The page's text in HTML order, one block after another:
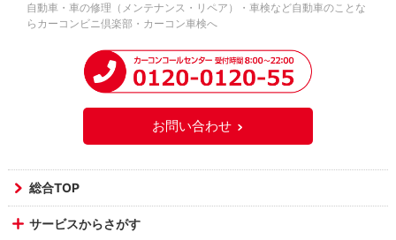
自動車・車の修理（メンテナンス・リペア）・車検など自動車のことな
らカーコンビニ倶楽部・カーコン車検へ
お問い合わせ
総合TOP
サービスからさがす